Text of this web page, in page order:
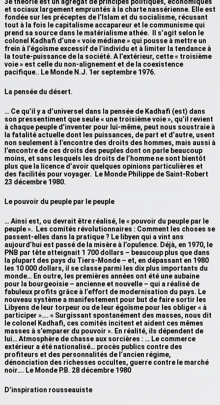
3e théorie est un agrégat de principes politiques, économiques
et sociaux largement empruntés à la charte nassérienne. Elle est
fondée sur les préceptes de l’Islam et du socialisme, récusant
tout à la fois le capitalisme accapareur et le communisme qui
prend sa source dans le matérialisme athée. Il s’agit selon le
colonel Kadhafi d’une « voie médiane » qui pousse à mettre un
frein à l’égoïsme excessif de l’individu et à limiter la tendance à
la toute-puissance de la société. A l’extérieur, cette « troisième
voie » est celle du non-alignement et de la coexistence
pacifique.. Le Monde N.J. 1er septembre 1976.
La pensée du désert.
… Ce qu’il y a d’universel dans la pensée de Kadhafi (est) dans
son pressentiment que seule « une troisième voie », qu’il revient
à chaque peuple d’inventer pour lui-même, peut nous soustraie à
la fatalité actuelle dont les puissances, de part et d’autre, usent
non seulement à l’encontre des droits des hommes, mais aussi à
l’encontre de ces droits des peuples dont on parle beaucoup
moins, et sans lesquels les droits de l’homme ne sont bientôt
plus que la licence d’avoir quelques opinions particulières et
des facilités pour voyager. Le Monde Philippe de Saint-Robert
23 décembre 1980.
Le pouvoir du peuple par le peuple
… Ainsi est, ou devrait être réalisé, le « pouvoir du peuple par le
peuple ». Les comités révolutionnaires : Comment les choses se
passent-elles dans la pratique ? Le libyen qui a vint ans
aujourd’hui est passé de la misère à l’opulence. Déjà, en 1970, le
PNB par tête atteignait 1 700 dollars – beaucoup plus que dans
la plupart des pays du Tiers-Monde – et, en dépassant en 1980
les 10 000 dollars, il se classe parmi les dix plus importants du
monde… En outre, les premières années ont été une aubaine
pour la bourgeoisie – ancienne et nouvelle – qui a réalisé de
fabuleux profits grâce à l’effort de modernisation du pays. Le
nouveau système a manifestement pour but de faire sortir les
Libyens de leur torpeur ou de leur égoïsme pour les obliger « à
participer »…. « Surgissant spontanément des masses, nous dit
le colonel Kadhafi, ces comités incitent et aident ces mêmes
masses à s’emparer du pouvoir ». En réalité, ils dépendent de
lui… Atmosphère de chasse aux sorcières : … Le commerce
extérieur a été nationalisé… procès publics contre des
profiteurs et des personnalités de l’ancien régime,
dénonciation des richesses occultes, guerre contre le marché
noir…. Le Monde P.B. 28 décembre 1980
D’inspiration rousseauiste